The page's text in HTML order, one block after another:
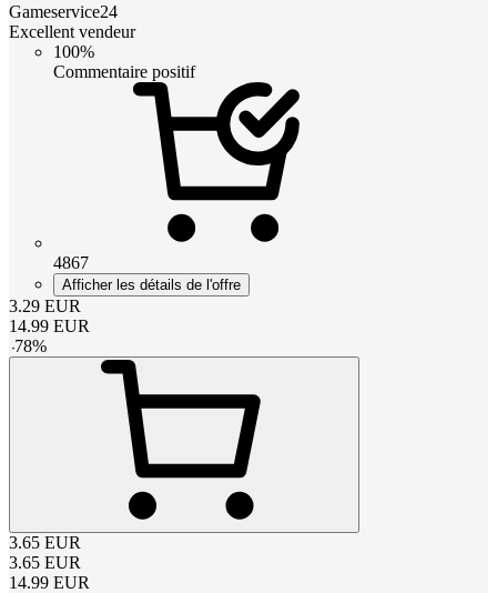
Gameservice24
Excellent vendeur
100%
Commentaire positif
4867
Afficher les détails de l'offre
3.29 EUR
14.99 EUR
-78%
3.65 EUR
3.65 EUR
14.99 EUR